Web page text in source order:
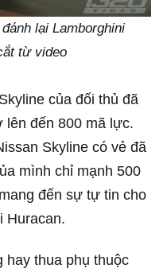
lại Lamborghini
từ video
của đối thủ đã
lên đến 800 mã lực.
Skyline có vẻ đã
mình chỉ mạnh 500
đến sự tự tin cho
Huracan.
hay thua phụ thuộc